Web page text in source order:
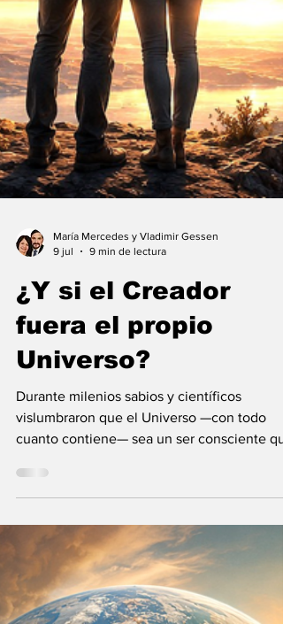
María Mercedes y Vladimir Gessen
¿Y si el Creador
fuera el propio
cuanto contiene— sea un ser consciente
se creó a sí mismo